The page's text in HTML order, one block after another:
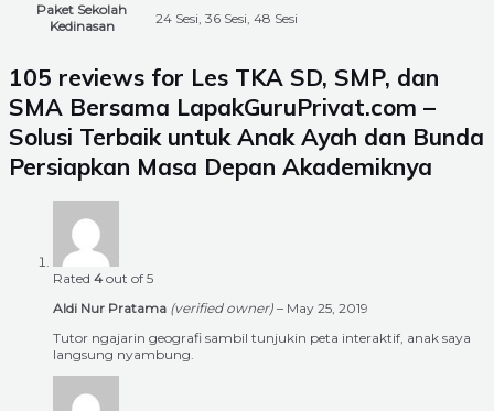
Paket Sekolah
Kedinasan
24 Sesi, 36 Sesi, 48 Sesi
105 reviews for Les TKA SD, SMP, dan
SMA Bersama LapakGuruPrivat.com –
Solusi Terbaik untuk Anak Ayah dan Bunda
Persiapkan Masa Depan Akademiknya
Rated 4 out of 5
Aldi Nur Pratama (verified owner) – May 25, 2019
Tutor ngajarin geografi sambil tunjukin peta interaktif, anak saya
langsung nyambung.